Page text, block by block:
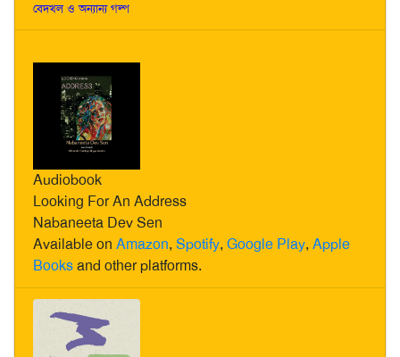
বেদখল ও অন্যান্য গল্প
Audiobook
Looking For An Address
Nabaneeta Dev Sen
Available on Amazon, Spotify, Google Play, Apple
Booksand other platforms.